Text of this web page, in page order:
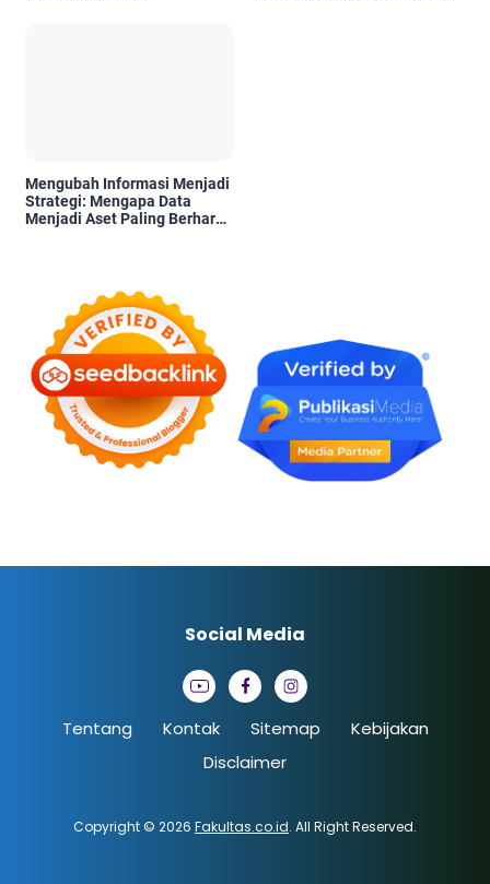
Mengubah Informasi Menjadi
Strategi: Mengapa Data
Menjadi Aset Paling Berharga
Tentang Kontak Sitemap
Kebijakan
Disclaimer
Copyright © 2026 Fakultas.co.id. All Right Reserved.
Social Media